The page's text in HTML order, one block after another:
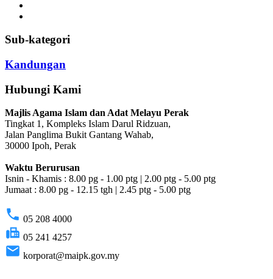
Sub-kategori
Kandungan
Hubungi Kami
Majlis Agama Islam dan Adat Melayu Perak
Tingkat 1, Kompleks Islam Darul Ridzuan,
Jalan Panglima Bukit Gantang Wahab,
30000 Ipoh, Perak
Waktu Berurusan
Isnin - Khamis : 8.00 pg - 1.00 ptg | 2.00 ptg - 5.00 ptg
Jumaat : 8.00 pg - 12.15 tgh | 2.45 ptg - 5.00 ptg
phone 05 208 4000
fax 05 241 4257
email korporat@maipk.gov.my